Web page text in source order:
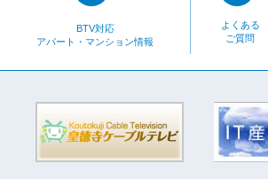
BTV対応
アパート・マンション情報
よくある
ご質問